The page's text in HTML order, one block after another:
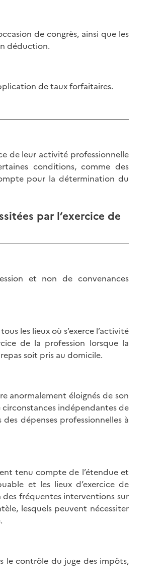
de congrès, ainsi que les
déduction.
de taux forfaitaires.
de leur activité professionnelle
conditions, comme des
pour la détermination du
par l’exercice de
et non de convenances
les lieux où s’exerce l’activité
de la profession lorsque la
soit pris au domicile.
anormalement éloignés de son
circonstances indépendantes de
dépenses professionnelles à
tenu compte de l’étendue et
et les lieux d’exercice de
fréquentes interventions sur
lesquels peuvent nécessiter
le contrôle du juge des impôts,